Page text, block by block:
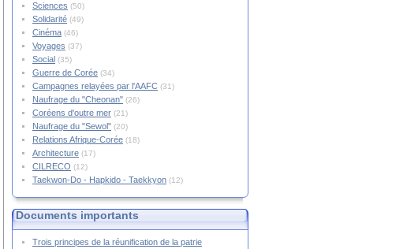
Sciences (50)
Solidarité (49)
Cinéma (46)
Voyages (37)
Social (35)
Guerre de Corée (34)
Campagnes relayées par l'AAFC (31)
Naufrage du "Cheonan" (26)
Coréens d'outre mer (21)
Naufrage du "Sewol" (20)
Relations Afrique-Corée (18)
Architecture (17)
CILRECO (12)
Taekwon-Do - Hapkido - Taekkyon (12)
Documents importants
Trois principes de la réunification de la patrie